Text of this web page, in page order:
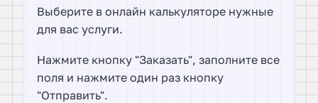
Выберите вонлайн калькуляторе нужные
для вас услуги.
Нажмите кнопку "Заказать", заполните все
поля и нажмите один раз кнопку
"Отправить".